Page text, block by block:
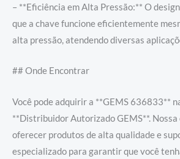
– **Eficiência em Alta Pressão:** O
que a chave funcione eficientemente
alta pressão, atendendo diversas
## Onde Encontrar
Você pode adquirir a **GEMS 636833**
**Distribuidor Autorizado GEMS**. Nossa
oferecer produtos de alta qualidade e
especializado para garantir que você